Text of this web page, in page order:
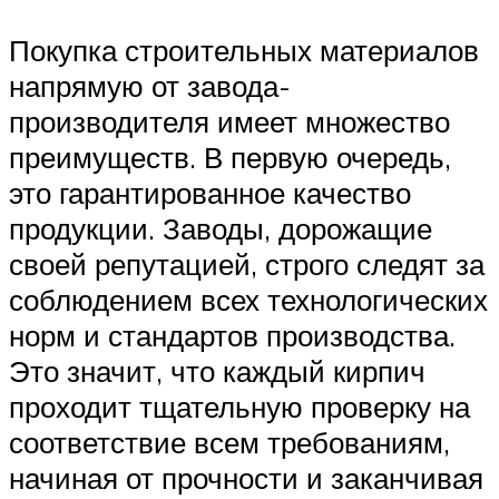
Покупка строительных материалов
напрямую от завода-
производителя имеет множество
преимуществ. В первую очередь,
это гарантированное качество
продукции. Заводы, дорожащие
своей репутацией, строго следят за
соблюдением всех технологических
норм и стандартов производства.
Это значит, что каждый кирпич
проходит тщательную проверку на
соответствие всем требованиям,
начиная от прочности и заканчивая